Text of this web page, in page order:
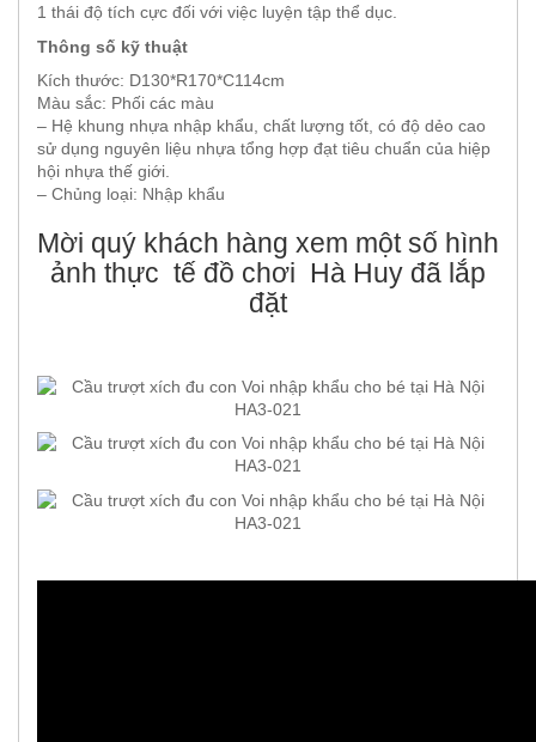
1 thái độ tích cực đối với việc luyện tập thể dục.
Thông số kỹ thuật
Kích thước: D130*R170*C114cm
Màu sắc: Phối các màu
– Hệ khung nhựa nhập khẩu, chất lượng tốt, có độ dẻo cao
sử dụng nguyên liệu nhựa tổng hợp đạt tiêu chuẩn của hiệp
hội nhựa thế giới.
– Chủng loại: Nhập khẩu
Mời quý khách hàng xem một số hình
ảnh thực tế đồ chơi Hà Huy đã lắp
đặt